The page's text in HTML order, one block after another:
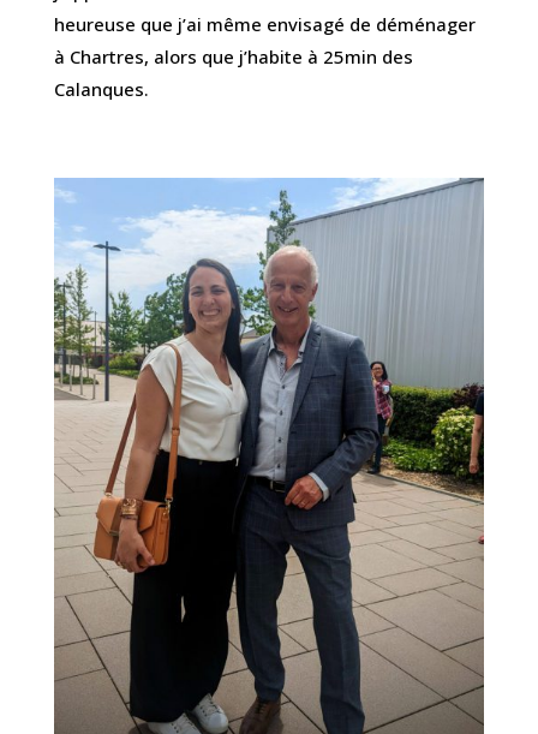
heureuse que j’ai même envisagé de déménager
à Chartres, alors que j’habite à 25min des
Calanques.